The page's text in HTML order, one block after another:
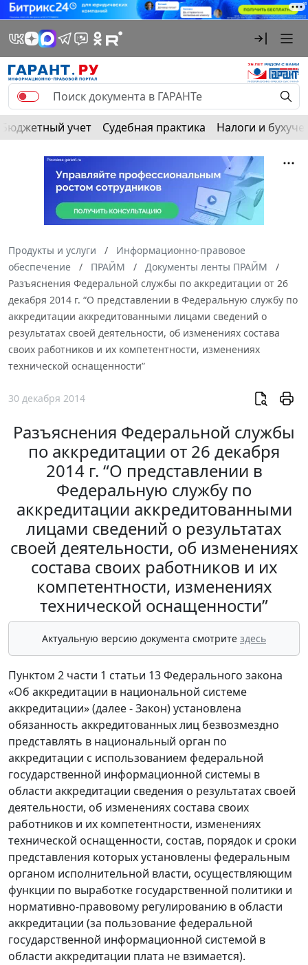
Бюджетный учет Судебная практика Налоги и
Продукты и услуги
Информационно-правовое
обеспечение
ПРАЙМ
Документы ленты ПРАЙМ
Разъяснения Федеральной службы по аккредитации от 26
декабря 2014 г. “О представлении в Федеральную службу по
аккредитации аккредитованными лицами сведений о
результатах своей деятельности, об изменениях состава
своих работников и их компетентности, изменениях
технической оснащенности”
30 декабря 2014
Разъяснения Федеральной службы
по аккредитации от 26 декабря
2014 г. “О представлении в
Федеральную службу по
аккредитации аккредитованными
лицами сведений о результатах
своей деятельности, об изменениях
состава своих работников и их
компетентности, изменениях
технической оснащенности”
Актуальную версию документа смотрите здесь
Пунктом 2 части 1 статьи 13 Федерального закона
«Об аккредитации в национальной системе
аккредитации» (далее - Закон) установлена
обязанность аккредитованных лиц безвозмездно
представлять в национальный орган по
аккредитации с использованием федеральной
государственной информационной системы в
области аккредитации сведения о результатах своей
деятельности, об изменениях состава своих
работников и их компетентности, изменениях
технической оснащенности, состав, порядок и сроки
представления которых установлены федеральным
органом исполнительной власти, осуществляющим
функции по выработке государственной политики и
нормативно-правовому регулированию в области
аккредитации (за пользование федеральной
государственной информационной системой в
области аккредитации плата не взимается).